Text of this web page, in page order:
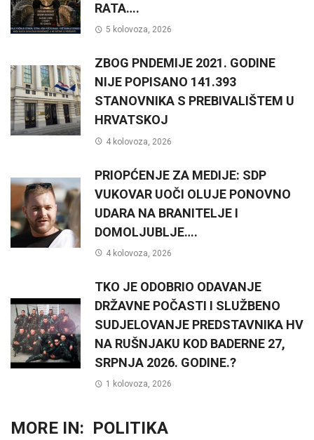
RATA….
5 kolovoza, 2026
ZBOG PNDEMIJE 2021. GODINE
NIJE POPISANO 141.393
STANOVNIKA S PREBIVALIŠTEM U
HRVATSKOJ
4 kolovoza, 2026
PRIOPĆENJE ZA MEDIJE: SDP
VUKOVAR UOČI OLUJE PONOVNO
UDARA NA BRANITELJE I
DOMOLJUBLJE….
4 kolovoza, 2026
TKO JE ODOBRIO ODAVANJE
DRŽAVNE POČASTI I SLUŽBENO
SUDJELOVANJE PREDSTAVNIKA HV
NA RUŠNJAKU KOD BADERNE 27,
SRPNJA 2026. GODINE.?
1 kolovoza, 2026
MORE IN: POLITIKA